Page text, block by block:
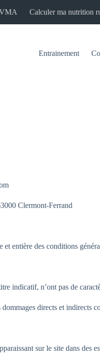
Calculer ma nutrition
Entrainement
Clermont-Ferrand
entière des conditions
indicatif, n’ont pas de
directs et indirects
sur le site dans des